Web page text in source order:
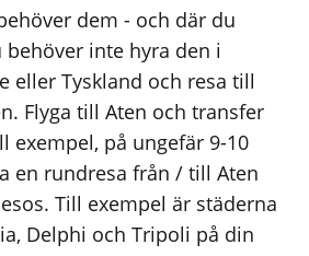
dem - och där du
inte hyra den i
eller Tyskland och resa till
Flyga till Aten och transfer
exempel, på ungefär 9-10
en rundresa från / till Aten
Till exempel är städerna
Delphi och Tripoli på din